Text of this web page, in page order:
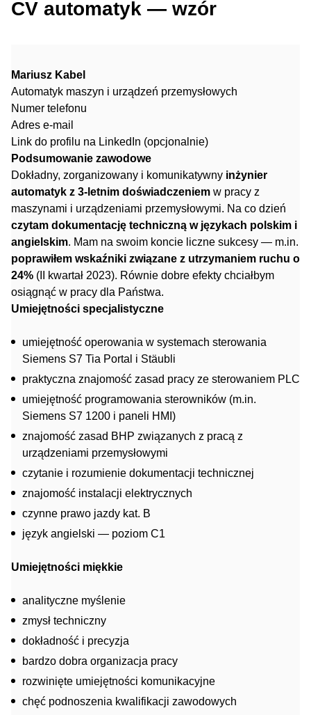
CV automatyk — wzór
Mariusz Kabel
Automatyk maszyn i urządzeń przemysłowych
Numer telefonu
Adres e-mail
Link do profilu na LinkedIn (opcjonalnie)
Podsumowanie zawodowe
Dokładny, zorganizowany i komunikatywny inżynier
automatyk z 3-letnim doświadczeniem w pracy z
maszynami i urządzeniami przemysłowymi. Na co dzień
czytam dokumentację techniczną w językach polskim i
angielskim. Mam na swoim koncie liczne sukcesy — m.in.
poprawiłem wskaźniki związane z utrzymaniem ruchu o
24% (II kwartał 2023). Równie dobre efekty chciałbym
osiągnąć w pracy dla Państwa.
Umiejętności specjalistyczne
umiejętność operowania w systemach sterowania
Siemens S7 Tia Portal i Stäubli
praktyczna znajomość zasad pracy ze sterowaniem PLC
umiejętność programowania sterowników (m.in.
Siemens S7 1200 i paneli HMI)
znajomość zasad BHP związanych z pracą z
urządzeniami przemysłowymi
czytanie i rozumienie dokumentacji technicznej
znajomość instalacji elektrycznych
czynne prawo jazdy kat. B
język angielski — poziom C1
Umiejętności miękkie
analityczne myślenie
zmysł techniczny
dokładność i precyzja
bardzo dobra organizacja pracy
rozwinięte umiejętności komunikacyjne
chęć podnoszenia kwalifikacji zawodowych